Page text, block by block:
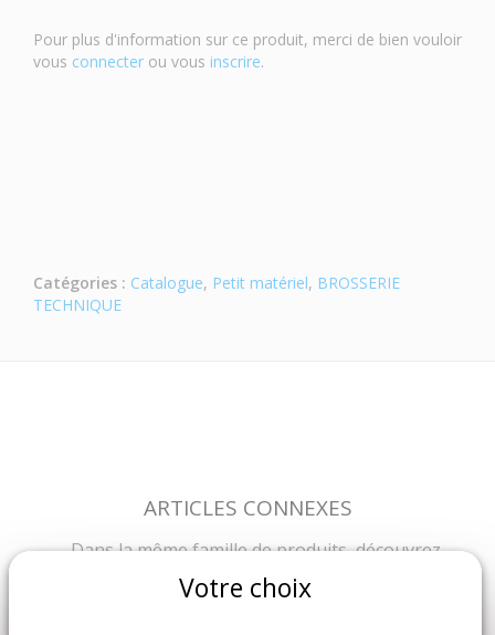
Pour plus d'information sur ce produit, merci de bien vouloir
vous connecter ou vous inscrire.
Catégories : Catalogue, Petit matériel, BROSSERIE
TECHNIQUE
ARTICLES CONNEXES
Dans la même famille de produits, découvrez
également ces produits plébiscités par nos clients
Votre choix